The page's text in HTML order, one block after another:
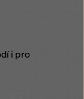
i pro